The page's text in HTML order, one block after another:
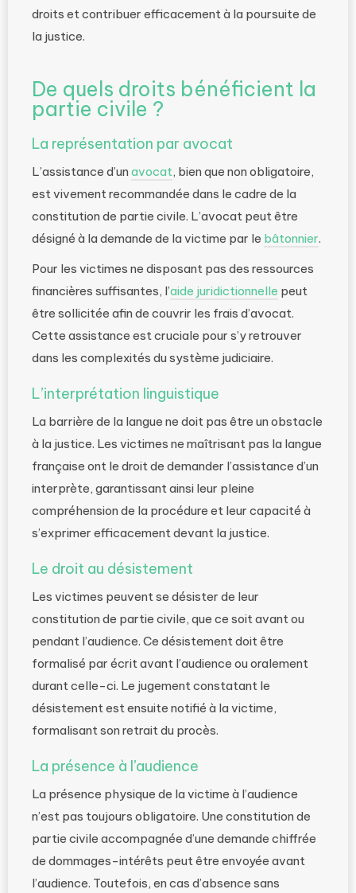
droits et contribuer efficacement à la poursuite de
la justice.
De quels droits bénéficient la
partie civile ?
La représentation par avocat
L’assistance d’un avocat, bien que non obligatoire,
est vivement recommandée dans le cadre de la
constitution de partie civile. L’avocat peut être
désigné à la demande de la victime par le bâtonnier.
Pour les victimes ne disposant pas des ressources
financières suffisantes, l’aide juridictionnelle peut
être sollicitée afin de couvrir les frais d’avocat.
Cette assistance est cruciale pour s’y retrouver
dans les complexités du système judiciaire.
L’interprétation linguistique
La barrière de la langue ne doit pas être un obstacle
à la justice. Les victimes ne maîtrisant pas la langue
française ont le droit de demander l’assistance d’un
interprète, garantissant ainsi leur pleine
compréhension de la procédure et leur capacité à
s’exprimer efficacement devant la justice.
Le droit au désistement
Les victimes peuvent se désister de leur
constitution de partie civile, que ce soit avant ou
pendant l’audience. Ce désistement doit être
formalisé par écrit avant l’audience ou oralement
durant celle-ci. Le jugement constatant le
désistement est ensuite notifié à la victime,
formalisant son retrait du procès.
La présence à l’audience
La présence physique de la victime à l’audience
n’est pas toujours obligatoire. Une constitution de
partie civile accompagnée d’une demande chiffrée
de dommages-intérêts peut être envoyée avant
l’audience. Toutefois, en cas d’absence sans